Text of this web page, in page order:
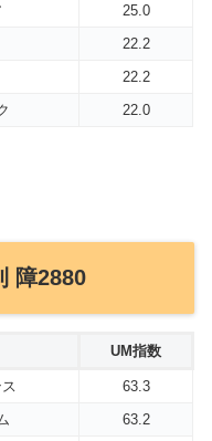
25.0
22.2
22.2
22.0
障2880
UM指数
63.3
63.2